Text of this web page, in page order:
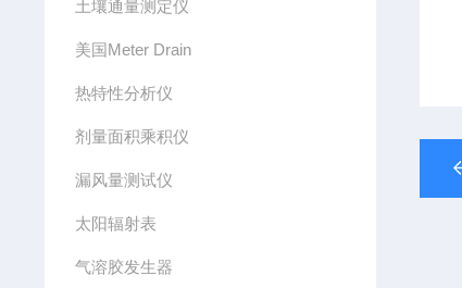
土壤通量测定仪
美国Meter Drain
热特性分析仪
剂量面积乘积仪
漏风量测试仪
太阳辐射表
气溶胶发生器